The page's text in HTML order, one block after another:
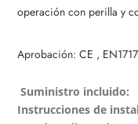
operación con perilla y
Aprobación: CE ,
Suministro incluido:
Instrucciones de